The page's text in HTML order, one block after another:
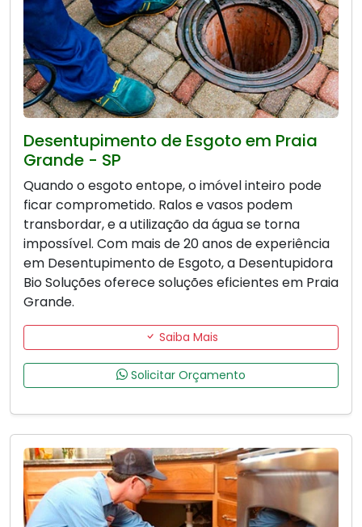
Desentupimento de Esgoto em Praia
Grande - SP
Quando o esgoto entope, o imóvel inteiro pode
ficar comprometido. Ralos e vasos podem
transbordar, e a utilização da água se torna
impossível. Com mais de 20 anos de experiência
em Desentupimento de Esgoto, a Desentupidora
Bio Soluções oferece soluções eficientes em Praia
Grande.
Saiba Mais
Solicitar Orçamento